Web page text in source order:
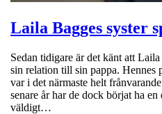
Laila Bagges syster
Sedan tidigare är det känt att
sin relation till sin pappa. Hennes
var i det närmaste helt
senare år har de dock börjat ha
väldigt…